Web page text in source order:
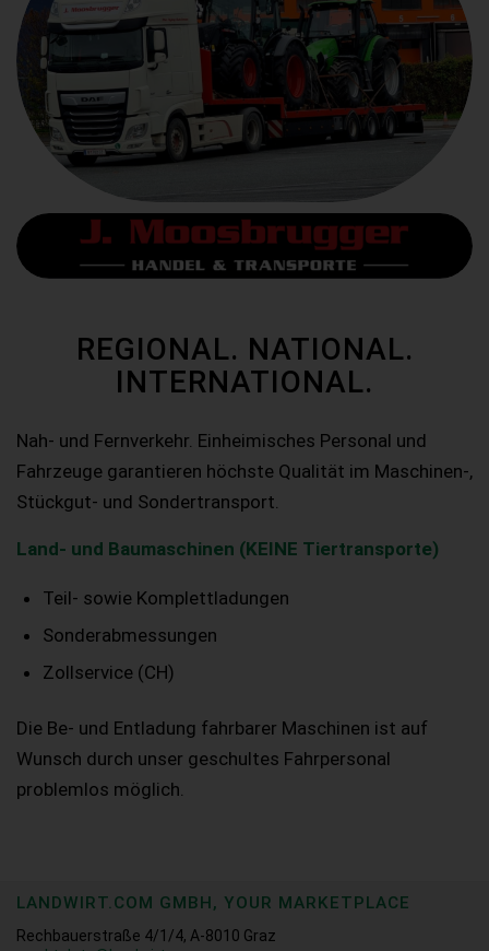
REGIONAL. NATIONAL.
INTERNATIONAL.
Nah- und Fernverkehr. Einheimisches Personal und
Fahrzeuge garantieren höchste Qualität im Maschinen-,
Stückgut- und Sondertransport.
Land- und Baumaschinen (KEINE Tiertransporte)
Teil- sowie Komplettladungen
Sonderabmessungen
Zollservice (CH)
Die Be- und Entladung fahrbarer Maschinen ist auf
Wunsch durch unser geschultes Fahrpersonal
problemlos möglich.
LANDWIRT.COM GMBH, YOUR MARKETPLACE
Rechbauerstraße 4/1/4, A-8010 Graz